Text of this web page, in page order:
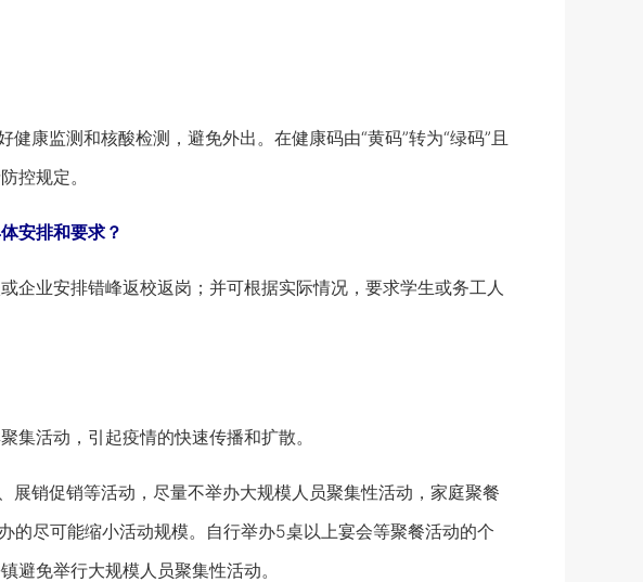
监测和核酸检测，避免外出。在健康码由“黄码”转为“绿码”且
控规定。
安排和要求？
业安排错峰返校返岗；并可根据实际情况，要求学生或务工人
活动，引起疫情的快速传播和扩散。
销促销等活动，尽量不举办大规模人员聚集性活动，家庭聚餐
的尽可能缩小活动规模。自行举办5桌以上宴会等聚餐活动的个
避免举行大规模人员聚集性活动。